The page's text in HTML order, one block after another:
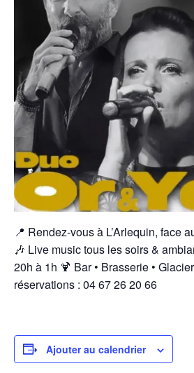
📍 Rendez-vous à L’Arlequin, face
🎶 Live music tous les soirs &
20h à 1h 🍹 Bar • Brasserie •
réservations : 04 67 26 20 66
Ajouter au calendrier